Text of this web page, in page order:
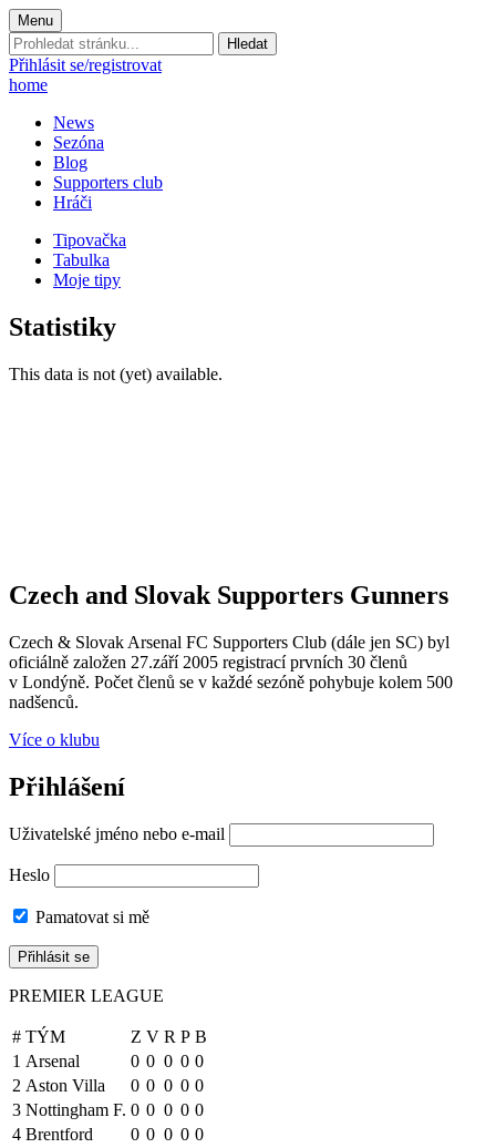
Menu
Prohledat
stránku:
Přihlásit se/registrovat
home
News
Sezóna
Blog
Supporters club
Hráči
Tipovačka
Tabulka
Moje tipy
Statistiky
This data is not (yet) available.
Czech and Slovak Supporters Gunners
Czech & Slovak Arsenal FC Supporters Club (dále jen SC) byl
oficiálně založen 27.září 2005 registrací prvních 30 členů
v Londýně. Počet členů se v každé sezóně pohybuje kolem 500
nadšenců.
Více o klubu
Přihlášení
Uživatelské jméno nebo e-mail
Heslo
Pamatovat si mě
PREMIER LEAGUE
# TÝM Z V R P B
1 Arsenal 0 0 0 0 0
2 Aston Villa 0 0 0 0 0
3 Nottingham F. 0 0 0 0 0
4 Brentford 0 0 0 0 0